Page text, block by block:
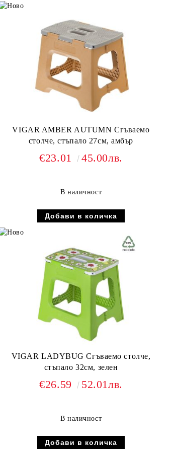
VIGAR AMBER AUTUMN Сгъваемо
столче, стъпало 27см, амбър
€23.01 45.00лв.
В наличност
VIGAR LADYBUG Сгъваемо столче,
стъпало 32см, зелен
€26.59 52.01лв.
В наличност